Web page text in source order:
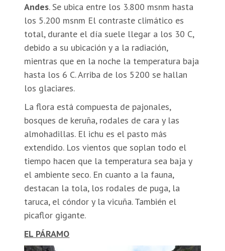
Andes. Se ubica entre los 3.800 msnm hasta
los 5.200 msnm El contraste climático es
total, durante el día suele llegar a los 30 C,
debido a su ubicación y a la radiación,
mientras que en la noche la temperatura baja
hasta los 6 C. Arriba de los 5200 se hallan
los glaciares.
La flora está compuesta de pajonales,
bosques de keruña, rodales de cara y las
almohadillas. El ichu es el pasto más
extendido. Los vientos que soplan todo el
tiempo hacen que la temperatura sea baja y
el ambiente seco. En cuanto a la fauna,
destacan la tola, los rodales de puga, la
taruca, el cóndor y la vicuña. También el
picaflor gigante.
EL PÁRAMO